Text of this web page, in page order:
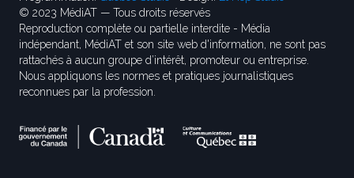
© 2023 MédiAT — Tous droits réservés
Reproduction complète ou partielle interdite - Média
indépendant, MédiAT et son site web d'information, ne sont pas
rattachés à aucun groupe d’intérêt, promoteur ou entreprise.
Nous appliquons les normes et pratiques journalistiques
reconnues par la profession.